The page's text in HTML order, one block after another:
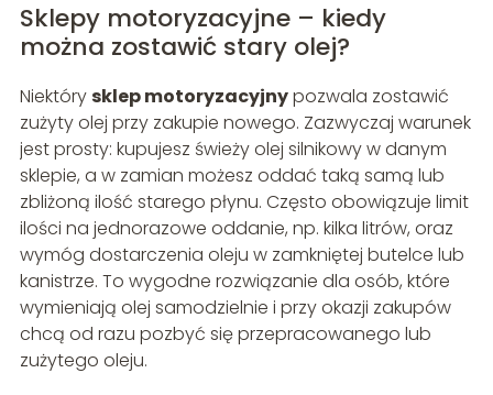
Sklepy motoryzacyjne – kiedy
można zostawić stary olej?
Niektórysklep motoryzacyjnypozwala zostawić
zużyty olej przy zakupie nowego. Zazwyczaj warunek
jest prosty: kupujesz świeży olej silnikowy w danym
sklepie, a w zamian możesz oddać taką samą lub
zbliżoną ilość starego płynu. Często obowiązuje limit
ilości na jednorazowe oddanie, np. kilka litrów, oraz
wymóg dostarczenia oleju w zamkniętej butelce lub
kanistrze. To wygodne rozwiązanie dla osób, które
wymieniają olej samodzielnie i przy okazji zakupów
chcą od razu pozbyć się przepracowanego lub
zużytego oleju.